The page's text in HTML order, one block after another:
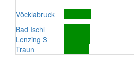
Vöcklabruck
Bad Ischl
Lenzing 3
Traun